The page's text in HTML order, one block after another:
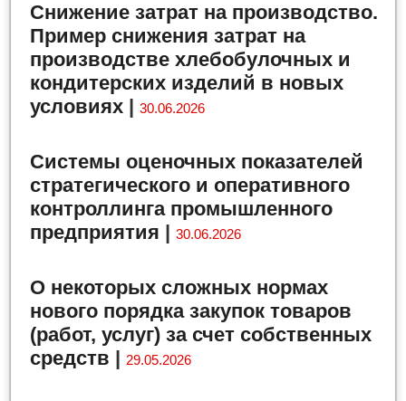
Снижение затрат на производство.
Пример снижения затрат на
производстве хлебобулочных и
кондитерских изделий в новых
условиях |30.06.2026
Системы оценочных показателей
стратегического и оперативного
контроллинга промышленного
предприятия |30.06.2026
О некоторых сложных нормах
нового порядка закупок товаров
(работ, услуг) за счет собственных
средств |29.05.2026